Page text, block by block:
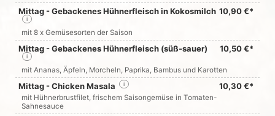
Mittag - Gebackenes Hühnerfleisch in Kokosmilch 10,90 €*
i
mit 8 x Gemüsesorten der Saison
Mittag - Gebackenes Hühnerfleisch (süß-sauer) 10,50 €*
i
mit Ananas, Äpfeln, Morcheln, Paprika, Bambus und Karotten
Mittag - Chicken Masala 10,30 €*
i
mit Hühnerbrustfilet, frischem Saisongemüse in Tomaten-
Sahnesauce